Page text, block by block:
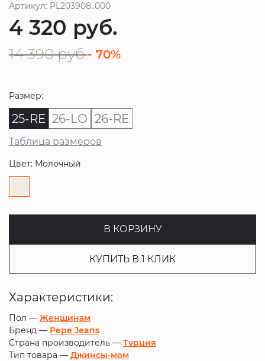
Артикул: PL203908..000
4 320 руб.
14 390 руб.- 70%
Размер:
25-RE 26-LO 26-RE
Таблица размеров
Цвет: Молочный
В КОРЗИНУ
КУПИТЬ В 1 КЛИК
Характеристики:
Пол — Женщинам
Бренд — Pepe Jeans
Страна производитель — Турция
Тип товара — Джинсы-мом